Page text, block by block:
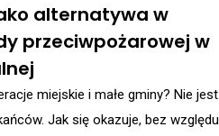
alternatywa w
przeciwpożarowej w
miejskie i małe gminy? Nie jest
Jak się okazuje, bez względu